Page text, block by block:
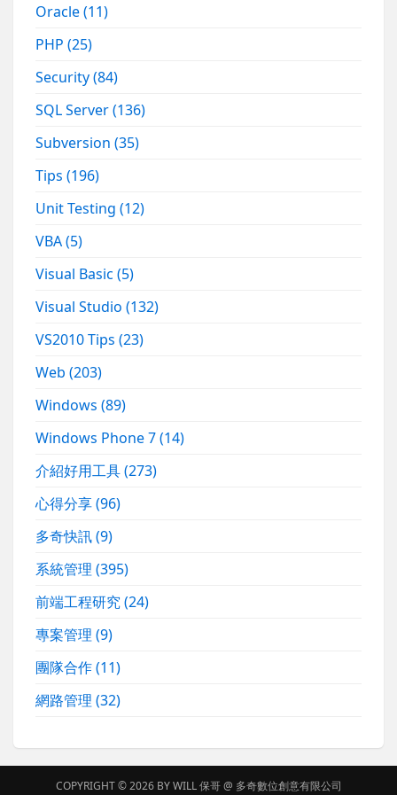
Oracle(11)
PHP(25)
Security(84)
SQL Server(136)
Subversion(35)
Tips(196)
Unit Testing(12)
VBA(5)
Visual Basic(5)
Visual Studio(132)
VS2010 Tips(23)
Web(203)
Windows(89)
Windows Phone 7(14)
介紹好用工具(273)
心得分享(96)
多奇快訊(9)
系統管理(395)
前端工程研究(24)
專案管理(9)
團隊合作(11)
網路管理(32)
COPYRIGHT © 2026 BYWILL 保哥@ 多奇數位創意有限公司